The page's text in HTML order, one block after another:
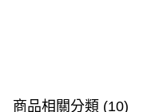
商品相關分類 (10)